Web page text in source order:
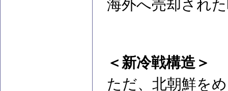
海外へ売却され
＜新冷戦構造＞
ただ、北朝鮮を